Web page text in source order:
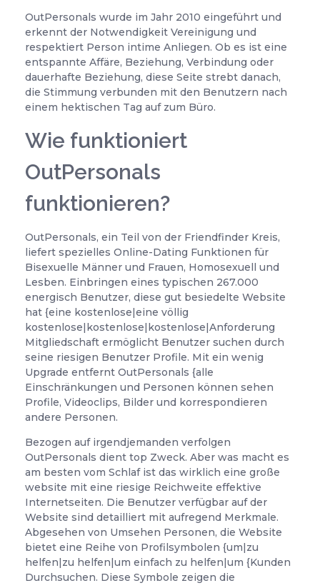
OutPersonals wurde im Jahr 2010 eingeführt und
erkennt der Notwendigkeit Vereinigung und
respektiert Person intime Anliegen. Ob es ist eine
entspannte Affäre, Beziehung, Verbindung oder
dauerhafte Beziehung, diese Seite strebt danach,
die Stimmung verbunden mit den Benutzern nach
einem hektischen Tag auf zum Büro.
Wie funktioniert
OutPersonals
funktionieren?
OutPersonals, ein Teil von der Friendfinder Kreis,
liefert spezielles Online-Dating Funktionen für
Bisexuelle Männer und Frauen, Homosexuell und
Lesben. Einbringen eines typischen 267.000
energisch Benutzer, diese gut besiedelte Website
hat {eine kostenlose|eine völlig
kostenlose|kostenlose|kostenlose|Anforderung
Mitgliedschaft ermöglicht Benutzer suchen durch
seine riesigen Benutzer Profile. Mit ein wenig
Upgrade entfernt OutPersonals {alle
Einschränkungen und Personen können sehen
Profile, Videoclips, Bilder und korrespondieren
andere Personen.
Bezogen auf irgendjemanden verfolgen
OutPersonals dient top Zweck. Aber was macht es
am besten vom Schlaf ist das wirklich eine große
website mit eine riesige Reichweite effektive
Internetseiten. Die Benutzer verfügbar auf der
Website sind detailliert mit aufregend Merkmale.
Abgesehen von Umsehen Personen, die Website
bietet eine Reihe von Profilsymbolen {um|zu
helfen|zu helfen|um einfach zu helfen|um {Kunden
Durchsuchen. Diese Symbole zeigen die